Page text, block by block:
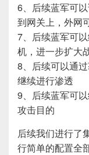
6、后续蓝军可
到网关上，外网
7、后续蓝军可
机，进一步扩大
8、后续可以通
继续进行渗透
9、后续蓝军可
攻击目的
后续我们进行了
行简单的配置全